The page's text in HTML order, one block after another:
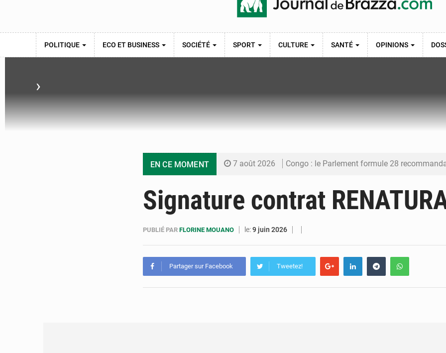
POLITIQUE ECO ET BUSINESS SOCIÉTÉ SPORT CULTURE SANTÉ OPINIONS
›
EN CE MOMENT 7 août 2026 Congo : le Parlement formule 28 recommandations sur le
7 août 2026 Congo : la Grande foire agricole pour renforcer la
7 août 2026 Congo-RDC : Brazzaville et Kinshasa renforcent leur
Signature contrat
PUBLIÉ PAR FLORINE MOUANO le:9 juin 2026
Partager sur Facebook Tweetez!